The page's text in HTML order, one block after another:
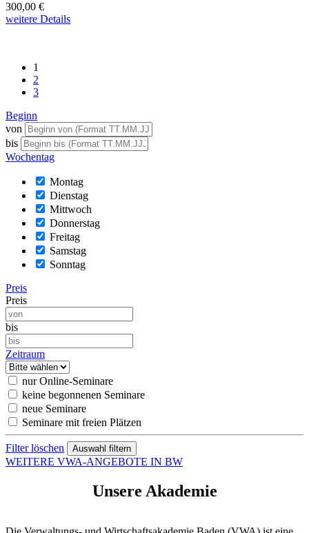
300,00 €
weitere Details
1
2
3
Beginn
von
bis
Wochentag
Montag
Dienstag
Mittwoch
Donnerstag
Freitag
Samstag
Sonntag
Preis
Preis
bis
Zeitraum
nur Online-Seminare
keine begonnenen Seminare
neue Seminare
Seminare mit freien Plätzen
Filter löschen
WEITERE VWA-ANGEBOTE IN BW
Unsere Akademie